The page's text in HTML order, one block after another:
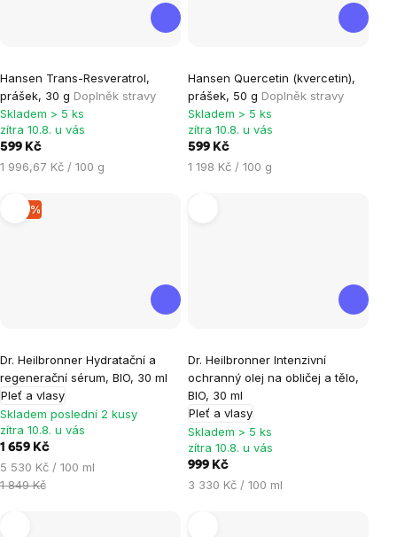
Hansen Trans-Resveratrol,
prášek, 30 g Doplněk stravy
Skladem > 5 ks
zítra 10.8. u vás
599 Kč
Měrná
1 996,67 Kč / 100 g
Hansen Quercetin (kvercetin),
prášek, 50 g Doplněk stravy
Skladem > 5 ks
zítra 10.8. u vás
599 Kč
Měrná
1 198 Kč / 100 g
–10 %
Dr. Heilbronner Hydratační a
regenerační sérum, BIO, 30 ml
Pleť a vlasy
Skladem poslední 2 kusy
zítra 10.8. u vás
1 659 Kč
Měrná
cena:
5 530 Kč / 100 ml
1 849 Kč
Dr. Heilbronner Intenzivní
ochranný olej na obličej a tělo,
BIO, 30 ml
Pleť a vlasy
Skladem > 5 ks
zítra 10.8. u vás
999 Kč
Měrná
3 330 Kč / 100 ml